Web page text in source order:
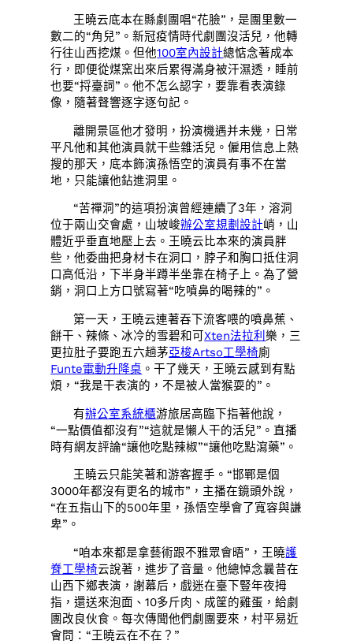
王曉云底本在縣劇團唱“花臉”，是團里數一
數二的“角兒”。新冠疫情時代劇團沒活兒，他轉
行往山西挖煤。但他100室內設計總惦念著成本
行，即便從煤窯出來后累得滿身被汗濕透，睡前
也要“捋臺詞”。他不怎么認字，要靠看表演錄
像，隨著聲響逐字逐句記。
離開景區他才發明，扮演機遇并未幾，日常
平凡他和其他演員就干些雜活兒。僱用信息上熱
搜的那天，底本飾演孫悟空的演員有事不在當
地，只能讓他鉆進洞里。
“苦禪洞”的這項扮演曾經連續了3年，溶洞
位于兩山交會處，山坡峻辦公室規劃設計峭，山
體近乎垂直地壓上去。王曉云比本來的演員胖
些，他委曲把身材卡在洞口，脖子和胸口抵住洞
口高低沿，下半身半蹲半坐靠在椅子上。為了營
銷，洞口上方口號寫著“吃噴鼻的喝辣的”。
第一天，王曉云連著吞下流客喂的噴鼻蕉、
餅干、辣條、冰冷的雪碧和可Xten法拉利樂，三
更拉肚子要跑五六趟茅亞梭Artso工學椅廁
Funte電動升降桌 。干了幾天，王曉云感到有點
煩，“我是干表演的，不是被人當猴耍的”。
有辦公室系統櫃游旅居高臨下指著他說，
“一點價值都沒有”“這就是懶人干的活兒”。直播
時有網友評論“讓他吃點辣椒”“讓他吃點瀉藥”。
王曉云只能笑著和游客握手。“邯鄲是個
3000年都沒有更名的城市”，主播在鏡頭外說，
“在五指山下的500年里，孫悟空學會了寬容與謙
卑”。
“咱本來都是拿藝術跟不雅眾會晤”，王曉護
脊工學椅云說著，進步了音量。他總悼念曩昔在
山西下鄉表演，謝幕后，戲迷在臺下豎年夜拇
指，還送來泡面、10多斤肉、成筐的雞蛋，給劇
團改良伙食。每次傳聞他們劇團要來，村平易近
會問：“王曉云在不在？”